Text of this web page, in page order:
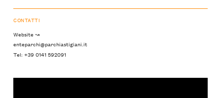
CONTATTI
Website ↝
enteparchi@parchiastigiani.it
Tel: +39 0141 592091